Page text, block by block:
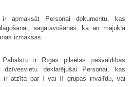
apmaksāt Personai dokumentu, kas
sagatavošanas, kā arī mājokļa
izmaksas.
ir Rīgas pilsētas pašvaldības
dzīvesvietu deklarējušai Personai, kas
ir atzīta par I vai II grupas invalīdu, vai